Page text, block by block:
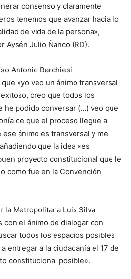
consenso y claramente
tenemos que avanzar hacia lo
de vida de la persona»,
Aysén Julio Ñanco (RD).
Antonio Barchiesi
«yo veo un ánimo transversal
creo que todos los
he podido conversar (…) veo que
de que el proceso llegue a
ánimo es transversal y me
que la idea «es
proyecto constitucional que le
como fue en la Convención
la Metropolitana Luis Silva
con el ánimo de dialogar con
todos los espacios posibles
entregar a la ciudadanía el 17 de
constitucional posible».